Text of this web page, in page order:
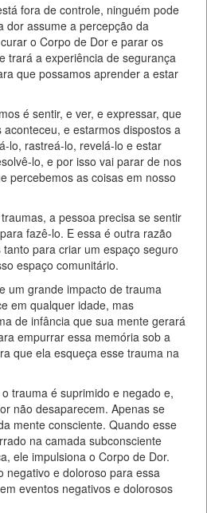
fora de controle, ninguém pode
dor assume a percepção da
o Corpo de Dor e parar os
trará a experiência de segurança
que possamos aprender a estar
é sentir, e ver, e expressar, que
e estarmos dispostos a
lo, rastreá-lo, revelá-lo e estar
lo, e por isso vai parar de nos
percebemos as coisas em nosso
a pessoa precisa se sentir
fazê-lo. E essa é outra razão
para criar um espaço seguro
espaço comunitário.
um grande impacto de trauma
em qualquer idade, mas
de infância que sua mente gerará
empurrar essa memória sob a
que ela esqueça esse trauma na
trauma é suprimido e negado e,
não desaparecem. Apenas se
mente consciente. Quando esse
na camada subconsciente
ele impulsiona o Corpo de Dor.
negativo e doloroso para essa
eventos negativos e dolorosos